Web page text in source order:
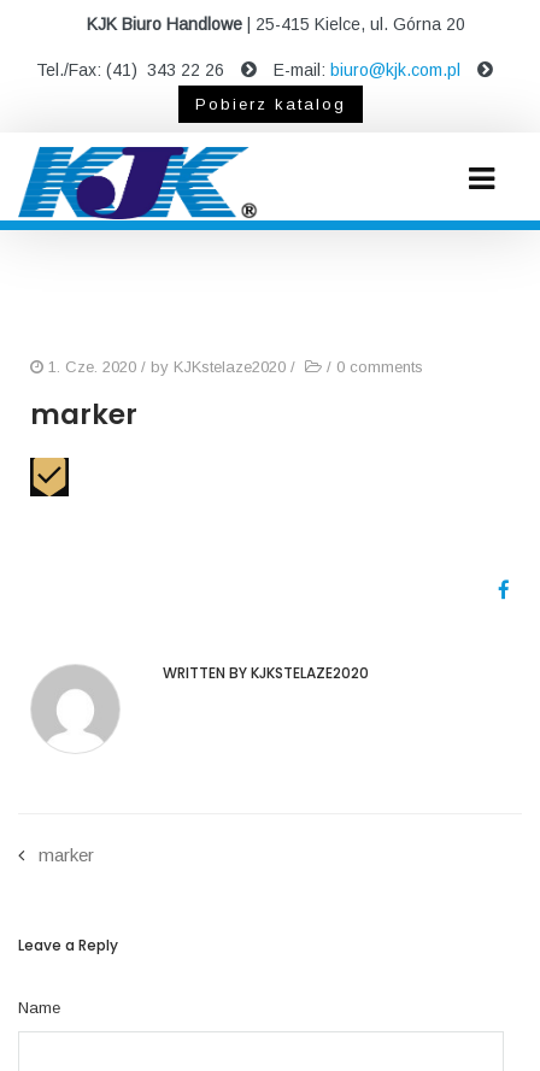
KJK Biuro Handlowe| 25-415 Kielce, ul. Górna 20
Tel./Fax: (41) 343 22 26 E-mail: biuro@kjk.com.pl
Pobierz katalog
1. Cze. 2020 / by KJKstelaze2020 / / 0 comments
marker
WRITTEN BY KJKSTELAZE2020
marker
Leave a Reply
Name